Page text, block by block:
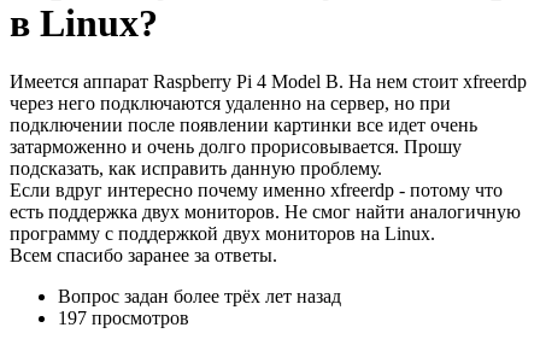
в Linux?
Имеется аппарат Raspberry Pi 4 Model B. На нем стоит xfreerdp
через него подключаются удаленно на сервер, но при
подключении после появлении картинки все идет очень
затарможенно и очень долго прорисовывается. Прошу
подсказать, как исправить данную проблему.
Если вдруг интересно почему именно xfreerdp - потому что
есть поддержка двух мониторов. Не смог найти аналогичную
программу с поддержкой двух мониторов на Linux.
Всем спасибо заранее за ответы.
Вопрос задан более трёх лет назад
197 просмотров